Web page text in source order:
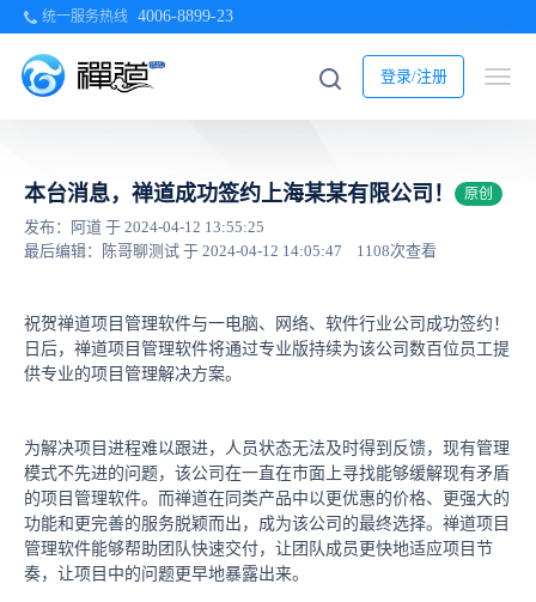
统一服务热线 4006-8899-23
登录/注册
本台消息，禅道成功签约上海某某有限公司！ 原创
发布：阿道 于 2024-04-12 13:55:25
最后编辑：陈哥聊测试 于 2024-04-12 14:05:47
1108次查看
祝贺禅道项目管理软件与一电脑、网络、软件行业公司成功签约！
日后，禅道项目管理软件将通过专业版持续为该公司数百位员工提
供专业的项目管理解决方案。
为解决项目进程难以跟进，人员状态无法及时得到反馈，现有管理
模式不先进的问题，该公司在一直在市面上寻找能够缓解现有矛盾
的项目管理软件。而禅道在同类产品中以更优惠的价格、更强大的
功能和更完善的服务脱颖而出，成为该公司的最终选择。禅道项目
管理软件能够帮助团队快速交付，让团队成员更快地适应项目节
奏，让项目中的问题更早地暴露出来。